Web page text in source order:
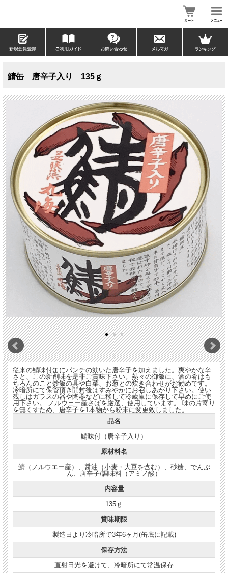
鯖缶 唐辛子入り 135ｇ
従来の鯖味付缶にパンチの効いた唐辛子を加えました。爽やかな辛
さと、この新創味を是非ご賞味下さい。熱々の御飯に、酒の肴はも
ちろんのこと炒飯の具や白菜、お葱との炊き合わせがお勧めです。
冷暗所にて保管頂き開封後はすみやかにお召しあがり下さい。使い
残しはガラスの器や陶器などに移して冷蔵庫に保存して早めにご使
用下さい。 ノルウェー産さばを厳選、使用しています。 味の片寄り
を無くすため、唐辛子を1本物から粉末に変更致しました。
品名
鯖味付（唐辛子入り）
原材料名
鯖（ノルウエー産）、醤油（小麦・大豆を含む）、砂糖、でんぷ
ん、唐辛子/調味料（アミノ酸）
内容量
135ｇ
賞味期限
製造日より冷暗所で3年6ヶ月(缶底に記載)
保存方法
直射日光を避けて、冷暗所にて常温保存